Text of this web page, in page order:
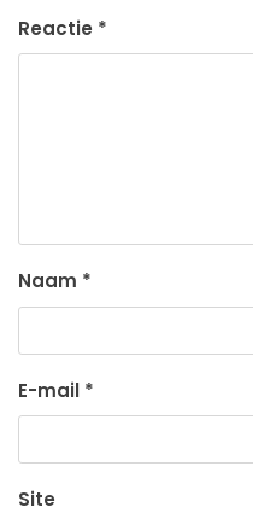
Reactie *
Naam *
E-mail *
Site